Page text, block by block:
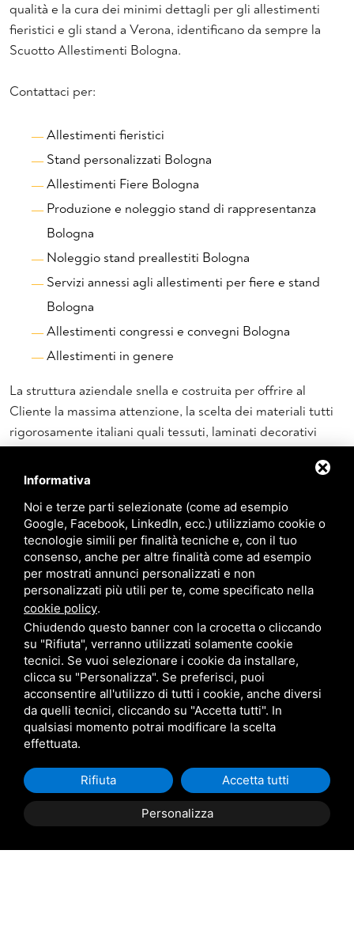
qualità e la cura dei minimi dettagli per gli allestimenti
fieristici e gli stand a Verona, identificano da sempre la
Scuotto Allestimenti Bologna.
Contattaci per:
Allestimenti fieristici
Stand personalizzati Bologna
Allestimenti Fiere Bologna
Produzione e noleggio stand di rappresentanza
Bologna
Noleggio stand preallestiti Bologna
Servizi annessi agli allestimenti per fiere e stand
Bologna
Allestimenti congressi e convegni Bologna
Allestimenti in genere
La struttura aziendale snella e costruita per offrire al
Cliente la massima attenzione, la scelta dei materiali tutti
rigorosamente italiani quali tessuti, laminati decorativi
specializzati; cortesia e professionalità, educazione e
Vostro allestimento per fiere o il Vostro stand
personalizzato.
La Scuotto Group srl - stand e allestimenti fieristici a
Bologna - propone tipologie di stand personalizzati
seguendo le Vs. idee rendendole uniche ed inimitabili.
Alfonso Scuotto Group srl: ALLESTIAMO I VOSTRI
STAND... dal 1908.
Informativa
Noi e terze parti selezionate (come ad esempio
Google, Facebook, LinkedIn, ecc.) utilizziamo cookie o
tecnologie simili per finalità tecniche e, con il tuo
consenso, anche per altre finalità come ad esempio
per mostrati annunci personalizzati e non
personalizzati più utili per te, come specificato nella
cookie policy.
Chiudendo questo banner con la crocetta o cliccando
su "Rifiuta", verranno utilizzati solamente cookie
tecnici. Se vuoi selezionare i cookie da installare,
clicca su "Personalizza". Se preferisci, puoi
acconsentire all'utilizzo di tutti i cookie, anche diversi
da quelli tecnici, cliccando su "Accetta tutti". In
qualsiasi momento potrai modificare la scelta
effettuata.
Personalizza
Rifiuta Accetta tutti